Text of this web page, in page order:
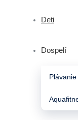
Deti
Dospelí
Plávanie